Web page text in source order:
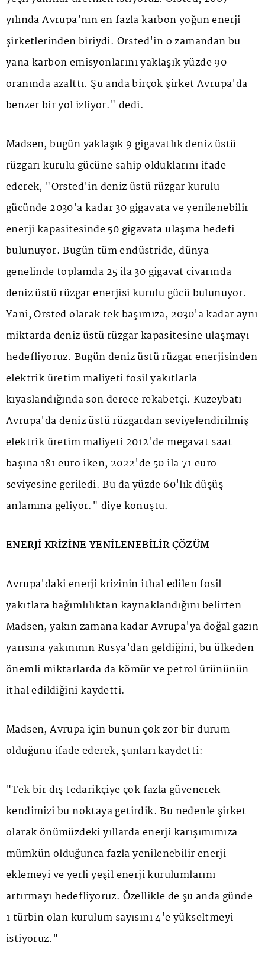
yılında Avrupa'nın en fazla karbon yoğun enerji
şirketlerinden biriydi. Orsted'in o zamandan bu
yana karbon emisyonlarını yaklaşık yüzde 90
oranında azalttı. Şu anda birçok şirket Avrupa'da
benzer bir yol izliyor." dedi.
Madsen, bugün yaklaşık 9 gigavatlık deniz üstü
rüzgarı kurulu gücüne sahip olduklarını ifade
ederek, "Orsted'in deniz üstü rüzgar kurulu
gücünde 2030'a kadar 30 gigavata ve yenilenebilir
enerji kapasitesinde 50 gigavata ulaşma hedefi
bulunuyor. Bugün tüm endüstride, dünya
genelinde toplamda 25 ila 30 gigavat civarında
deniz üstü rüzgar enerjisi kurulu gücü bulunuyor.
Yani, Orsted olarak tek başımıza, 2030'a kadar aynı
miktarda deniz üstü rüzgar kapasitesine ulaşmayı
hedefliyoruz. Bugün deniz üstü rüzgar enerjisinden
elektrik üretim maliyeti fosil yakıtlarla
kıyaslandığında son derece rekabetçi. Kuzeybatı
Avrupa'da deniz üstü rüzgardan seviyelendirilmiş
elektrik üretim maliyeti 2012'de megavat saat
başına 181 euro iken, 2022'de 50 ila 71 euro
seviyesine geriledi. Bu da yüzde 60'lık düşüş
anlamına geliyor." diye konuştu.
ENERJİ KRİZİNE YENİLENEBİLİR ÇÖZÜM
Avrupa'daki enerji krizinin ithal edilen fosil
yakıtlara bağımlılıktan kaynaklandığını belirten
Madsen, yakın zamana kadar Avrupa'ya doğal gazın
yarısına yakınının Rusya'dan geldiğini, bu ülkeden
önemli miktarlarda da kömür ve petrol ürününün
ithal edildiğini kaydetti.
Madsen, Avrupa için bunun çok zor bir durum
olduğunu ifade ederek, şunları kaydetti:
"Tek bir dış tedarikçiye çok fazla güvenerek
kendimizi bu noktaya getirdik. Bu nedenle şirket
olarak önümüzdeki yıllarda enerji karışımımıza
mümkün olduğunca fazla yenilenebilir enerji
eklemeyi ve yerli yeşil enerji kurulumlarını
artırmayı hedefliyoruz. Özellikle de şu anda günde
1 türbin olan kurulum sayısını 4'e yükseltmeyi
istiyoruz."